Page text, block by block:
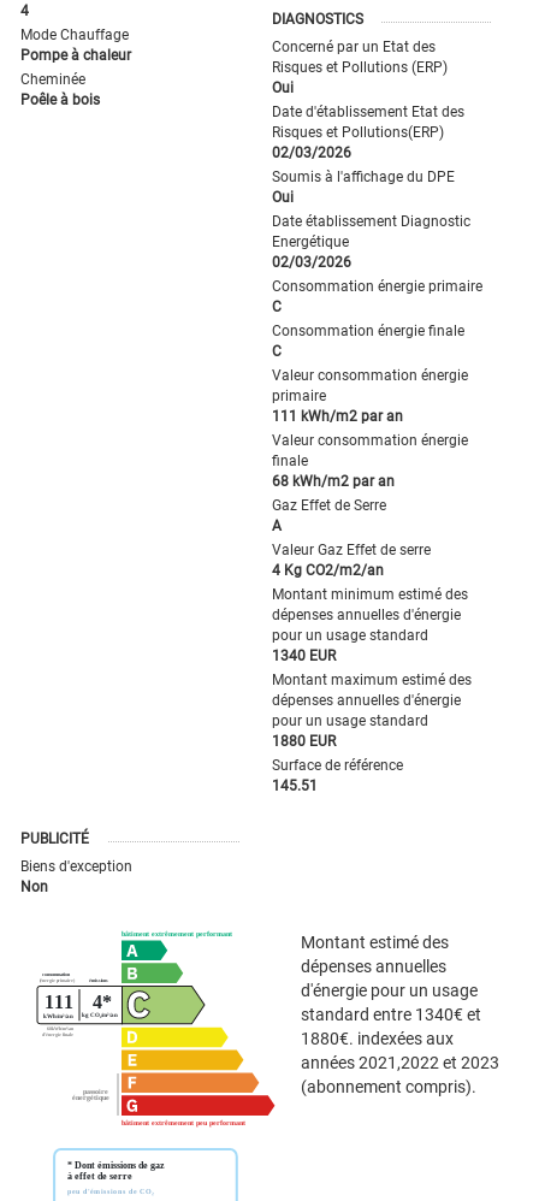
4
Mode Chauffage
Pompe à chaleur
Cheminée
Poêle à bois
DIAGNOSTICS
Concerné par un Etat des
Risques et Pollutions (ERP)
Oui
Date d'établissement Etat des
Risques et Pollutions(ERP)
02/03/2026
Soumis à l'affichage du DPE
Oui
Date établissement Diagnostic
Energétique
02/03/2026
Consommation énergie primaire
C
Consommation énergie finale
C
Valeur consommation énergie
primaire
111 kWh/m2 par an
Valeur consommation énergie
finale
68 kWh/m2 par an
Gaz Effet de Serre
A
Valeur Gaz Effet de serre
4 Kg CO2/m2/an
Montant minimum estimé des
dépenses annuelles d'énergie
pour un usage standard
1340 EUR
Montant maximum estimé des
dépenses annuelles d'énergie
pour un usage standard
1880 EUR
Surface de référence
145.51
PUBLICITÉ
Biens d'exception
Non
Montant estimé des
dépenses annuelles
d'énergie pour un usage
standard entre 1340€ et
1880€. indexées aux
années 2021,2022 et 2023
(abonnement compris).